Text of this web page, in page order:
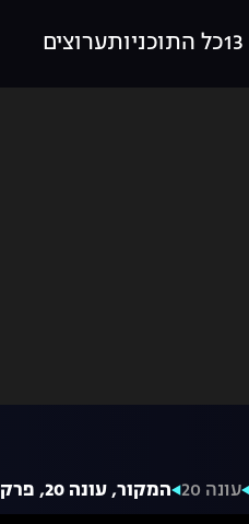
כל התוכניותערוצים
עונה 20 המקור, עונה 20, פרק 16: אשמים חפים מפשע